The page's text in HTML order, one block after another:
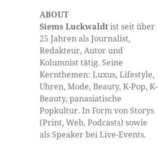
ABOUT
Siems Luckwaldtist seit über
25 Jahren als Journalist,
Redakteur, Autor und
Kolumnist tätig. Seine
Kernthemen: Luxus, Lifestyle,
Uhren, Mode, Beauty, K-Pop, K-
Beauty, panasiatische
Popkultur. In Form von Storys
(Print, Web, Podcasts) sowie
als Speaker bei Live-Events.